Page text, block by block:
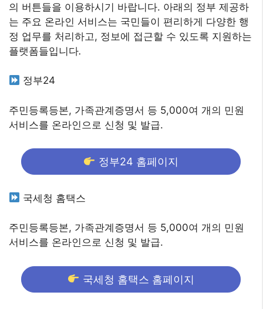
의 버튼들을 이용하시기 바랍니다. 아래의 정부 제공하
는 주요 온라인 서비스는 국민들이 편리하게 다양한 행
정 업무를 처리하고, 정보에 접근할 수 있도록 지원하는
플랫폼들입니다.
정부24
주민등록등본, 가족관계증명서 등 5,000여 개의 민원
서비스를 온라인으로 신청 및 발급.
정부24 홈페이지
국세청 홈택스
주민등록등본, 가족관계증명서 등 5,000여 개의 민원
서비스를 온라인으로 신청 및 발급.
국세청 홈택스 홈페이지